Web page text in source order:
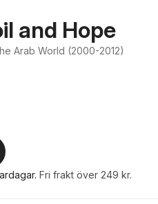
and Hope
Arab World (2000-2012)
. Fri frakt över 249 kr.